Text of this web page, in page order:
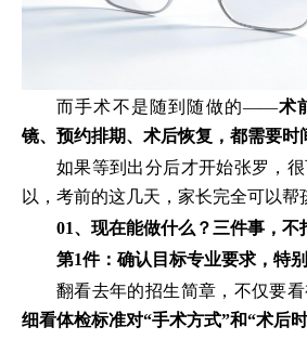
而手术不是随到随做的——术
镜、预约排期、术后恢复，都需要时
如果等到出分后才开始张罗，
以，考前的这几天，家长完全可以帮
01、现在能做什么？三件事，不
第1件：确认目标专业要求，特
翻看去年的招生简章，不仅要看
细看体检标准对“手术方式”和“术后时